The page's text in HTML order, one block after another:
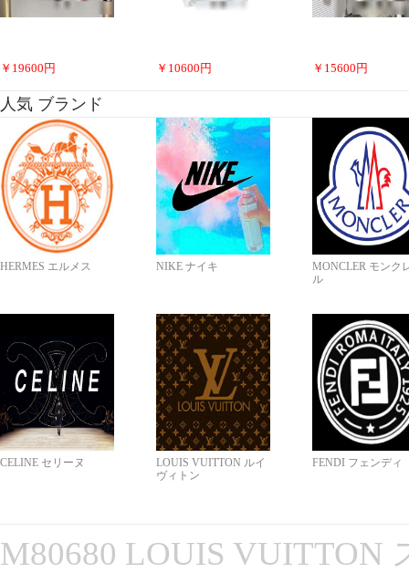
￥ 19600 円 ￥ 10600 円 ￥ 15600 円
人気 ブランド
HERMES エルメス NIKE ナイキ
MONCLER モンク
ル
CELINE セリーヌ
LOUIS VUITTON ルイ
ヴィトン
FENDI フェンディ
M80680 LOUIS VUITTON